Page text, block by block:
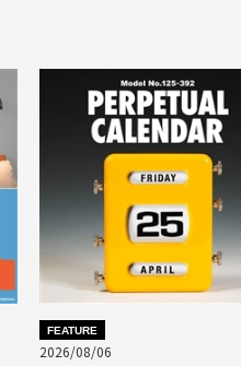
FEATURE
2026/08/06